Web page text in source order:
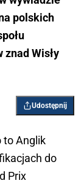
polskich
Wisły
Udostępnij
to Anglik
do
Prix